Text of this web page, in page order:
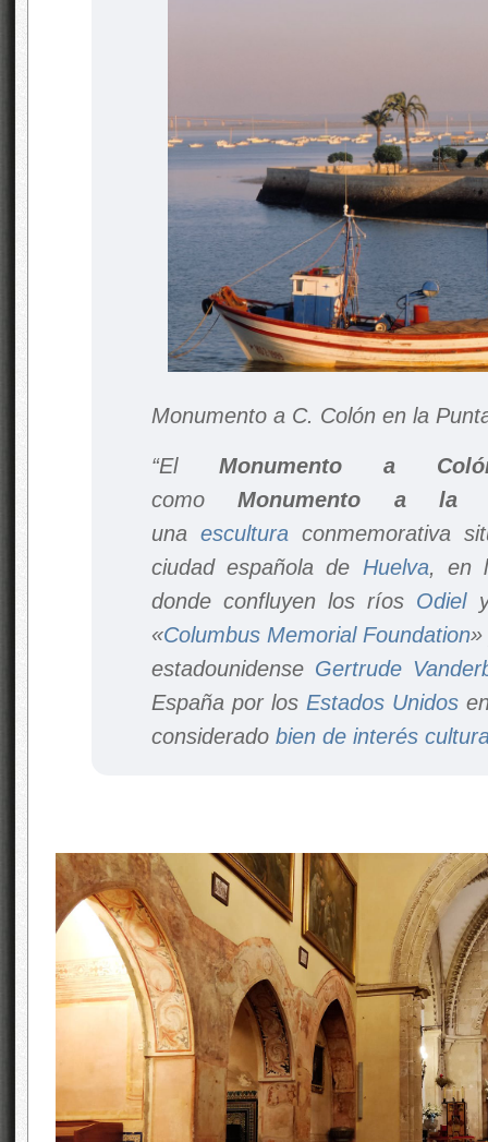
Monumento a C. Colón en la
“El Monumento a
comoMonumento a la
una escultura conmemorativa
ciudad española de Huelva, en
donde confluyen los ríos Odiel
«Columbus Memorial Foundation»
estadounidense Gertrude
España por los Estados Unidos
considerado bien de interés